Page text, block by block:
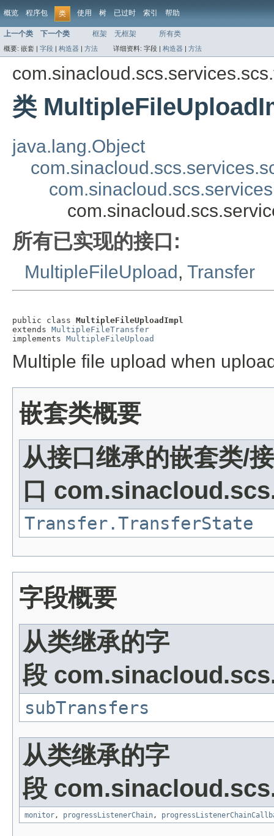
概览 程序包 类 使用 树 已过时 索引 帮助
上一个类 下一个类 框架 无框架 所有类
概要: 嵌套 | 字段 | 构造器 | 方法 详细资料: 字段 | 构造器 | 方法
类
java.lang.Object
所有已实现的接口:
MultipleFileUpload , Transfer
public class MultipleFileUploadImpl
extends MultipleFileTransfer
implements MultipleFileUpload
Multiple file upload when
嵌套类概要
从接口继承的嵌套类/接
口
Transfer.TransferState
字段概要
从类继承的字
段
subTransfers
从类继承的字
段
monitor, progressListenerChain,